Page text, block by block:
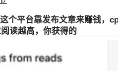
个平台靠发布文章来赚钱，
读越高，你获得的